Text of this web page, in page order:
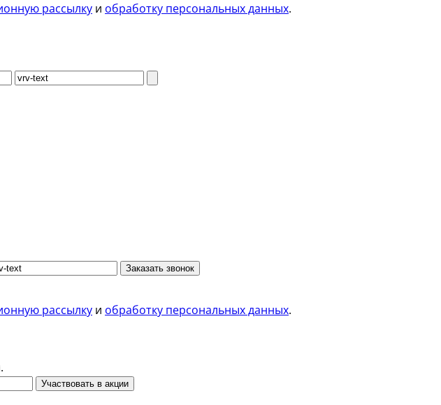
рассылку и обработку персональных данных.
Заказать звонок
рассылку и обработку персональных данных.
Участвовать в акции